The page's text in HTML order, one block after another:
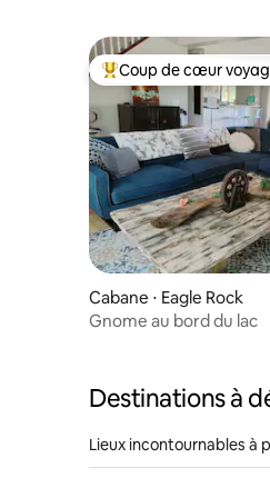
Coups de cœur
Coup de cœur
Cabane ⋅ Eagle Rock
Gnome au bord du lac
Destinations à
Lieux incontournables à